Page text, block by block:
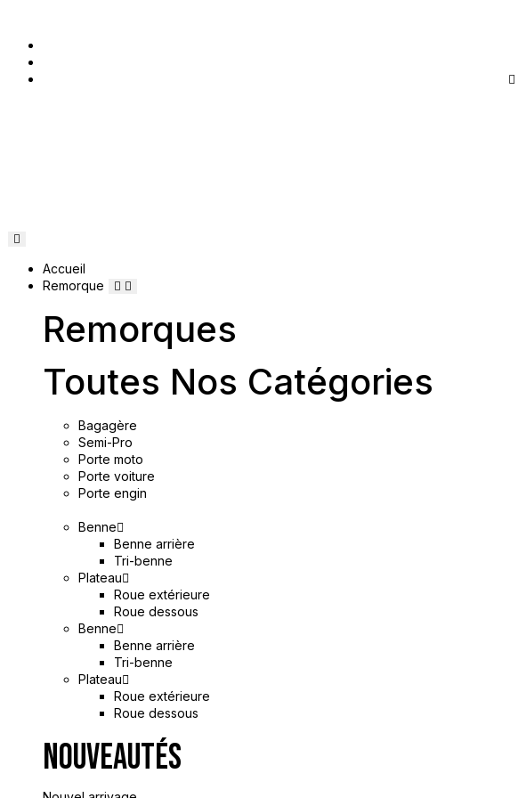
Accueil
Remorque
Remorques
Toutes Nos Catégories
Bagagère
Semi-Pro
Porte moto
Porte voiture
Porte engin
Benne
Benne arrière
Tri-benne
Plateau
Roue extérieure
Roue dessous
Benne
Benne arrière
Tri-benne
Plateau
Roue extérieure
Roue dessous
Nouveautés